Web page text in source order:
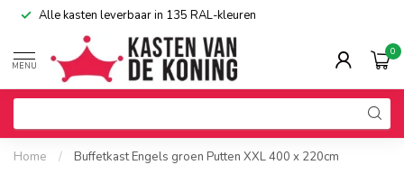
Alle kasten leverbaar in 135 RAL-kleuren
MENU
0
Home / Buffetkast Engels groen Putten XXL 400 x 220cm